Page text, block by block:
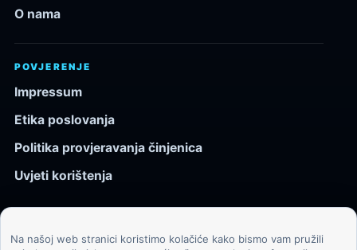
O nama
POVJERENJE
Impressum
Etika poslovanja
Politika provjeravanja činjenica
Uvjeti korištenja
Na našoj web stranici koristimo kolačiće kako bismo vam pružili